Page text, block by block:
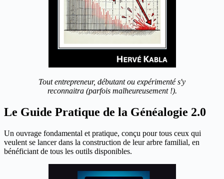
Tout entrepreneur, débutant ou expérimenté s'y
reconnaitra (parfois malheureusement !).
Le Guide Pratique de la Généalogie 2.0
Un ouvrage fondamental et pratique, conçu pour tous ceux qui
veulent se lancer dans la construction de leur arbre familial, en
bénéficiant de tous les outils disponibles.